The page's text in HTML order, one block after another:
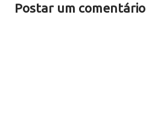
Postar um comentário